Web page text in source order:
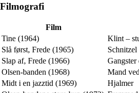
Filmografi
Film
Tine (1964)
Klint –
Slå først, Frede (1965)
Schnitzel
Slap af, Frede (1966)
Olsen-banden (1968)
Mand
Midt i en jazztid (1969)
Hjalmer